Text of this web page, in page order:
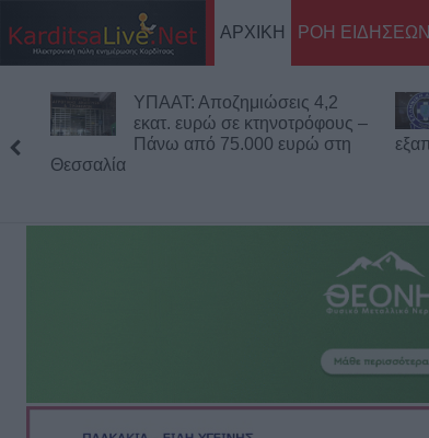
ΑΡΧΙΚΗ ΡΟΗ ΕΙΔΗΣΕΩΝ
Σκόπελος: Προσποιήθηκαν
υπάλληλο του ΔΕΔΔΗΕ και
εξαπάτησαν ηλικιωμένη